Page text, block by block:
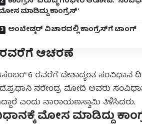
ಮಾಡಿದ್ದು ಕಾಂಗ್ರೆಸ್’
ಅಂಬೇಡ್ಕರ್ ವಿಚಾರದಲ್ಲಿ ಕಾಂಗ್ರೆಸ್‌ಗೆ ಟಾಂಗ್
ಆಚರಣೆ
6 ರವರೆಗೆ ದೇಶಾದ್ಯಂತ ಸಂವಿಧಾನ
ನರೇಂದ್ರ ಮೋದಿ ಅವರು
ಎಂದು ನಾರಾಯಣಸ್ವಾಮಿ ತಿಳಿಸಿದರು.
ಮೋಸ ಮಾಡಿದ್ದು